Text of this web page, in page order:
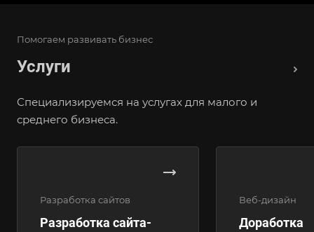
Помогаем развивать бизнес
Услуги
Специализируемся на услугах для малого и
среднего бизнеса.
Разработка сайтов
Разработка сайта-
Веб-дизайн
Доработка